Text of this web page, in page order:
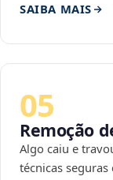
SAIBA MAIS
05
Remoção
Algo caiu e
técnicas seguras